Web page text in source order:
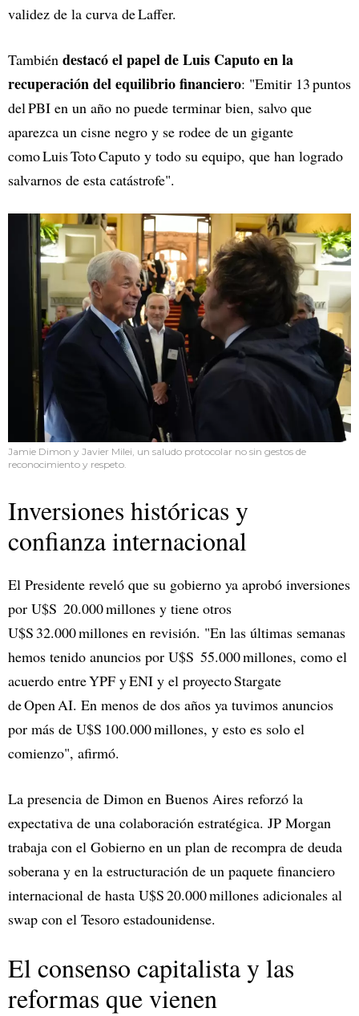
validez de la curva de Laffer.
También destacó el papel de Luis Caputo en la
recuperación del equilibrio financiero: "Emitir 13 puntos
del PBI en un año no puede terminar bien, salvo que
aparezca un cisne negro y se rodee de un gigante
como Luis Toto Caputo y todo su equipo, que han logrado
salvarnos de esta catástrofe".
Jamie Dimon y Javier Milei, un saludo protocolar no sin gestos de
reconocimiento y respeto.
Inversiones históricas y
confianza internacional
El Presidente reveló que su gobierno ya aprobó inversiones
por U$S 20.000 millones y tiene otros
U$S 32.000 millones en revisión. "En las últimas semanas
hemos tenido anuncios por U$S 55.000 millones, como el
acuerdo entre YPF y ENI y el proyecto Stargate
de Open AI. En menos de dos años ya tuvimos anuncios
por más de U$S 100.000 millones, y esto es solo el
comienzo", afirmó.
La presencia de Dimon en Buenos Aires reforzó la
expectativa de una colaboración estratégica. JP Morgan
trabaja con el Gobierno en un plan de recompra de deuda
soberana y en la estructuración de un paquete financiero
internacional de hasta U$S 20.000 millones adicionales al
swap con el Tesoro estadounidense.
El consenso capitalista y las
reformas que vienen